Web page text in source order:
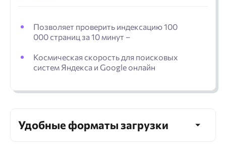
Позволяет проверить индексацию 100
000 страниц за 10 минут –
Космическая скорость для поисковых
систем Яндекса и Google онлайн
Удобные форматы загрузки